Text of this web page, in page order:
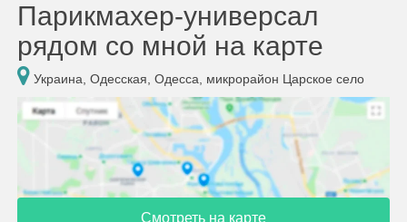
Парикмахер-универсал
рядом со мной на карте
Украина, Одесская, Одесса, микрорайон Царское село
Смотреть на карте